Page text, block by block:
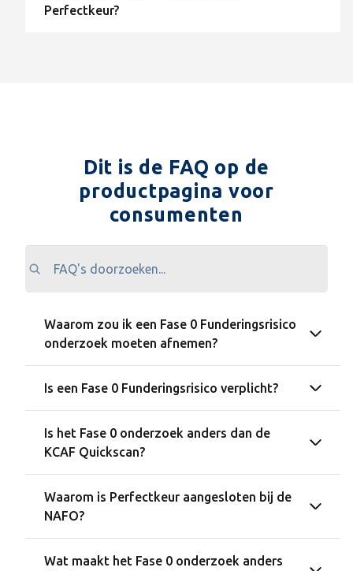
Perfectkeur?
Dit is de FAQ op de
productpagina voor
consumenten
Waarom zou ik een Fase 0 Funderingsrisico
onderzoek moeten afnemen?
Is een Fase 0 Funderingsrisico verplicht?
Is het Fase 0 onderzoek anders dan de
KCAF Quickscan?
Waarom is Perfectkeur aangesloten bij de
NAFO?
Wat maakt het Fase 0 onderzoek anders